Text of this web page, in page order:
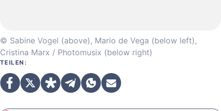
© Sabine Vogel (above), Mario de Vega (below left),
Cristina Marx / Photomusix (below right)
TEILEN: